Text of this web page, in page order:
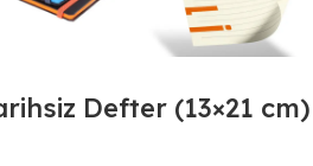
Defter (13×21 cm)